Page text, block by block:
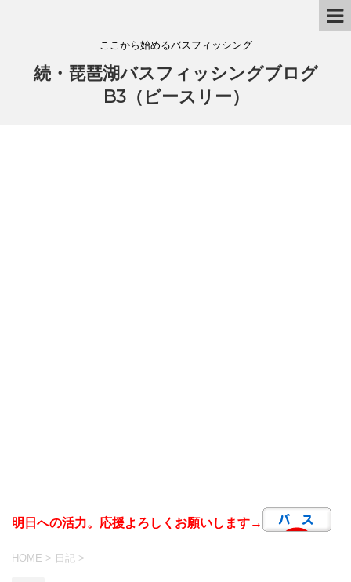
ここから始めるバスフィッシング
続・琵琶湖バスフィッシングブログ
B3（ビースリー）
明日への活力。応援よろしくお願いします→
HOME > 日記 >